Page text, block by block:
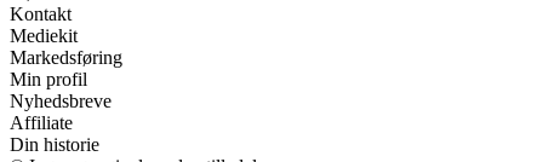
Kontakt
Mediekit
Markedsføring
Min profil
Nyhedsbreve
Affiliate
Din historie